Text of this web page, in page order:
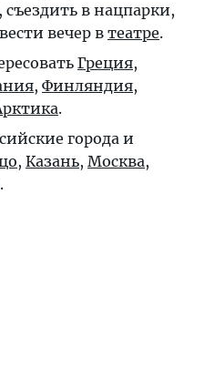
съездить в нацпарки,
вечер втеатре.
Греция,
, Финляндия,
.
города и
, Казань, Москва,
.